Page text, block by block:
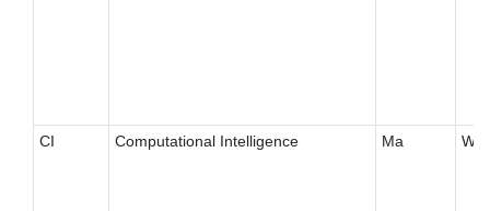
CI Computational Intelligence Ma W